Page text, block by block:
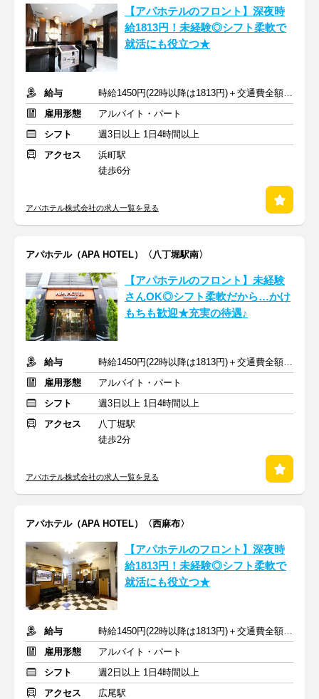
【アパホテルのフロント】深夜時
給1813円！未経験◎シフト柔軟で
就活にも役立つ★
給与
時給1450円(22時以降は1813円)＋交通費全額支給
雇用形態
アルバイト・パート
シフト
週3日以上 1日4時間以上
アクセス
浜町駅
徒歩6分
アパホテル株式会社の求人一覧を見る
アパホテル（APA HOTEL）〈八丁堀駅南〉
【アパホテルのフロント】未経験
さんOK◎シフト柔軟だから…かけ
もちも歓迎★充実の待遇♪
給与
時給1450円(22時以降は1813円)＋交通費全額支給
雇用形態
アルバイト・パート
シフト
週3日以上 1日4時間以上
アクセス
八丁堀駅
徒歩2分
アパホテル株式会社の求人一覧を見る
アパホテル（APA HOTEL）〈西麻布〉
【アパホテルのフロント】深夜時
給1813円！未経験◎シフト柔軟で
就活にも役立つ★
給与
時給1450円(22時以降は1813円)＋交通費全額支給
雇用形態
アルバイト・パート
シフト
週2日以上 1日4時間以上
アクセス
広尾駅